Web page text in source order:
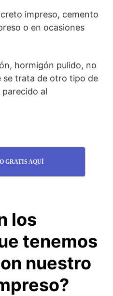
impreso, cemento
o en ocasiones
hormigón pulido, no
se trata de otro tipo de
al
GRATIS AQUÍ
los
tenemos
nuestro